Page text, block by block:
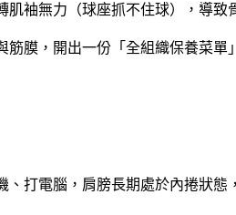
袖無力（球座抓不住球），導致
膜，開出一份「全組織保養菜單
打電腦，肩膀長期處於內捲狀